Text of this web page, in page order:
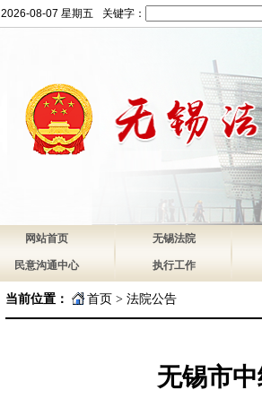
2026-08-07 星期五 关键字：
网站首页 无锡法院
民意沟通中心 执行工作
当前位置： 首页 > 法院公告
无锡市